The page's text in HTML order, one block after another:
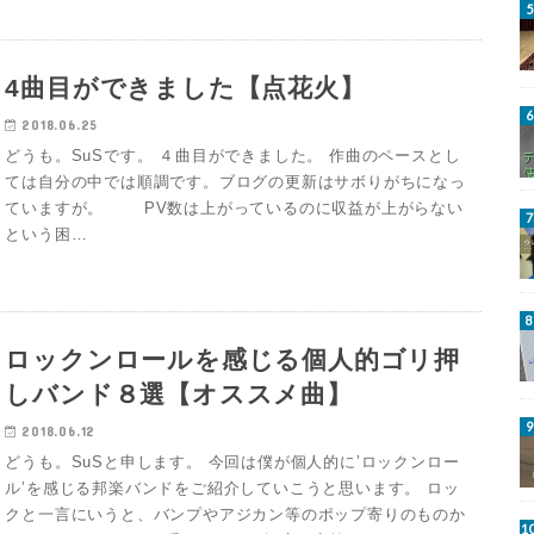
4曲目ができました【点花火】
2018.06.25
どうも。SuSです。 ４曲目ができました。 作曲のペースとし
ては自分の中では順調です。ブログの更新はサボりがちになっ
ていますが。 PV数は上がっているのに収益が上がらない
という困…
ロックンロールを感じる個人的ゴリ押
しバンド８選【オススメ曲】
2018.06.12
どうも。SuSと申します。 今回は僕が個人的に’ロックンロー
ル’を感じる邦楽バンドをご紹介していこうと思います。 ロッ
クと一言にいうと、バンプやアジカン等のポップ寄りのものか